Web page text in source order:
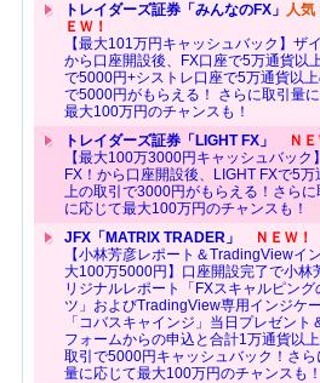
トレイダーズ証券「みんなのFX」 人気
ＥＷ！
【最大101万円キャッシュバック】ザ
から口座開設後、FX口座で5万通貨以
で5000円+シストレ口座で5万通貨以上
で5000円がもらえる！ さらに取引量
最大100万円のチャンスも！
トレイダーズ証券「LIGHT FX」
ＮＥ
【最大100万3000円キャッシュバック
FX！から口座開設後、LIGHT FXで5万
上の取引で3000円がもらえる！さらに
に応じて最大100万円のチャンスも！
JFX「MATRIX TRADER」
ＮＥＷ！
【小林芳彦レポート＆TradingViewイ
大100万5000円】口座開設完了で小林
リジナルレポート「FXスキャルピング
ツ」およびTradingView専用インジケ
「コバスキャインジ」当日プレゼント
フォームからの申込と合計1万通貨以
取引で5000円キャッシュバック！さら
量に応じて最大100万円のチャンスも！